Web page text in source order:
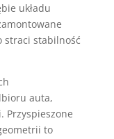
układu
straci stabilność
auta,
Przyspieszone
to